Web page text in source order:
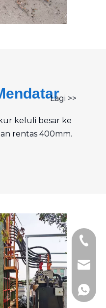
Lagi >>
keluli besar ke
rentas 400mm.
+86-
+86-
+86-